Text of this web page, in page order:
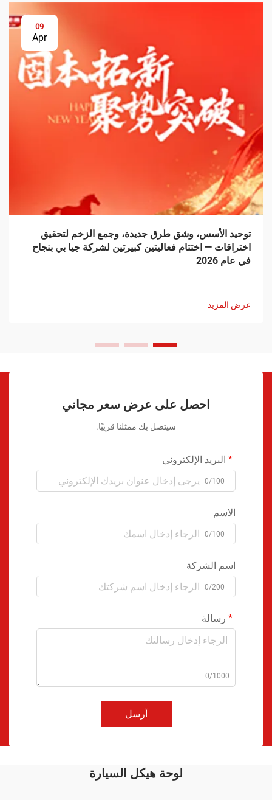
09
Apr
توحيد الأسس، وشق طرق جديدة، وجمع الزخم لتحقيق
اختراقات — اختتام فعاليتين كبيرتين لشركة جيا بي بنجاح
في عام 2026
عرض المزيد
احصل على عرض سعر مجاني
سيتصل بك ممثلنا قريبًا.
البريد الإلكتروني
0/100
الاسم
0/100
اسم الشركة
0/200
رسالة
0/1000
أرسل
لوحة هيكل السيارة